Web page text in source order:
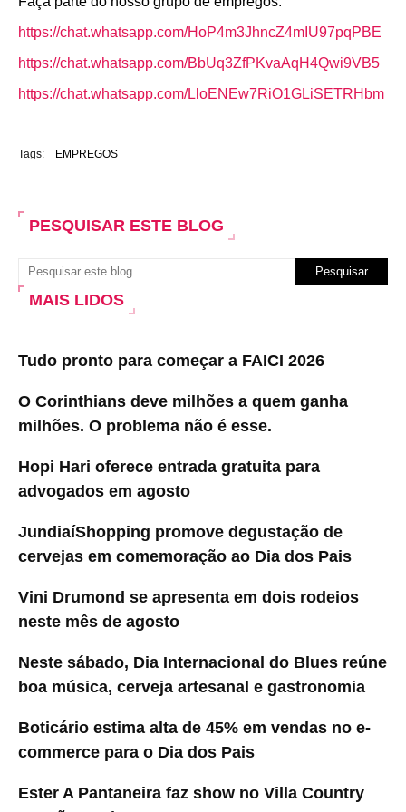
https://chat.whatsapp.com/HoP4m3JhncZ4mIU97pqPBE
https://chat.whatsapp.com/BbUq3ZfPKvaAqH4Qwi9VB5
https://chat.whatsapp.com/LloENEw7RiO1GLiSETRHbm
Tags: EMPREGOS
PESQUISAR ESTE BLOG
MAIS LIDOS
Tudo pronto para começar a FAICI 2026
O Corinthians deve milhões a quem ganha
milhões. O problema não é esse.
Hopi Hari oferece entrada gratuita para
advogados em agosto
JundiaíShopping promove degustação de
cervejas em comemoração ao Dia dos Pais
Vini Drumond se apresenta em dois rodeios
neste mês de agosto
Neste sábado, Dia Internacional do Blues reúne
boa música, cerveja artesanal e gastronomia
Boticário estima alta de 45% em vendas no e-
commerce para o Dia dos Pais
Ester A Pantaneira faz show no Villa Country